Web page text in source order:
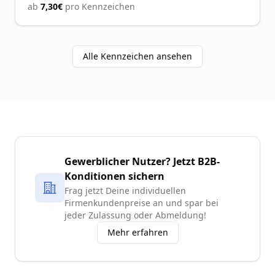
ab 7,30€ pro Kennzeichen
Alle Kennzeichen ansehen
Gewerblicher Nutzer? Jetzt B2B-
Konditionen sichern
Frag jetzt Deine individuellen
Firmenkundenpreise an und spar bei
jeder Zulassung oder Abmeldung!
Mehr erfahren